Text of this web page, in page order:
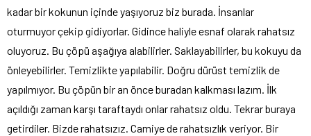
kadar bir kokunun içinde yaşıyoruz biz burada. İnsanlar
oturmuyor çekip gidiyorlar. Gidince haliyle esnaf olarak rahatsız
oluyoruz. Bu çöpü aşağıya alabilirler. Saklayabilirler, bu kokuyu da
önleyebilirler. Temizlikte yapılabilir. Doğru dürüst temizlik de
yapılmıyor. Bu çöpün bir an önce buradan kalkması lazım. İlk
açıldığı zaman karşı taraftaydı onlar rahatsız oldu. Tekrar buraya
getirdiler. Bizde rahatsızız. Camiye de rahatsızlık veriyor. Bir